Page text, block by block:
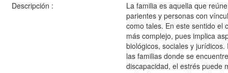
Descripción :
La familia es aquella que
parientes y personas con
como tales. En este sentido el
más complejo, pues implica
biológicos, sociales y jurídicos.
las familias donde se
discapacidad, el estrés puede